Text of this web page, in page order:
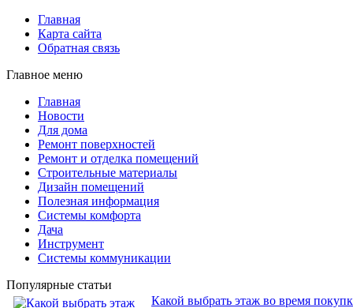
Главная
Карта сайта
Обратная связь
Главное меню
Главная
Новости
Для дома
Ремонт поверхностей
Ремонт и отделка помещений
Строительные материалы
Дизайн помещений
Полезная информация
Системы комфорта
Дача
Инструмент
Системы коммуникации
Популярные статьи
Какой выбрать этаж во время